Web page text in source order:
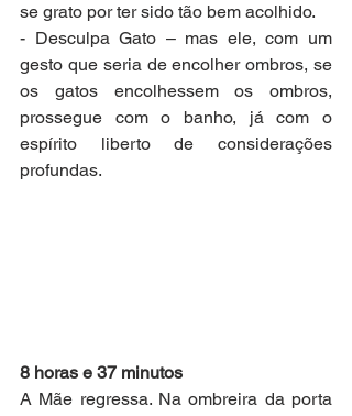
se grato por ter sido tão bem acolhido.
- Desculpa Gato – mas ele, com um
gesto que seria de encolher ombros, se
os gatos encolhessem os ombros,
prossegue com o banho, já com o
espírito liberto de considerações
profundas.
8 horas e 37 minutos
A Mãe regressa. Na ombreira da porta